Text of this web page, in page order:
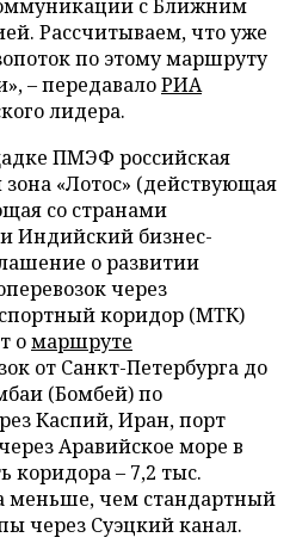
с Ближним
Рассчитываем, что уже
по этому маршруту
– передавалоРИА
лидера.
ПМЭФ российская
«Лотос» (действующая
со странами
Индийский бизнес-
о развитии
через
коридор (МТК)
омаршруте
от Санкт-Петербурга до
(Бомбей) по
Каспий, Иран, порт
Аравийское море в
– 7,2 тыс.
меньше, чем стандартный
через Суэцкий канал.